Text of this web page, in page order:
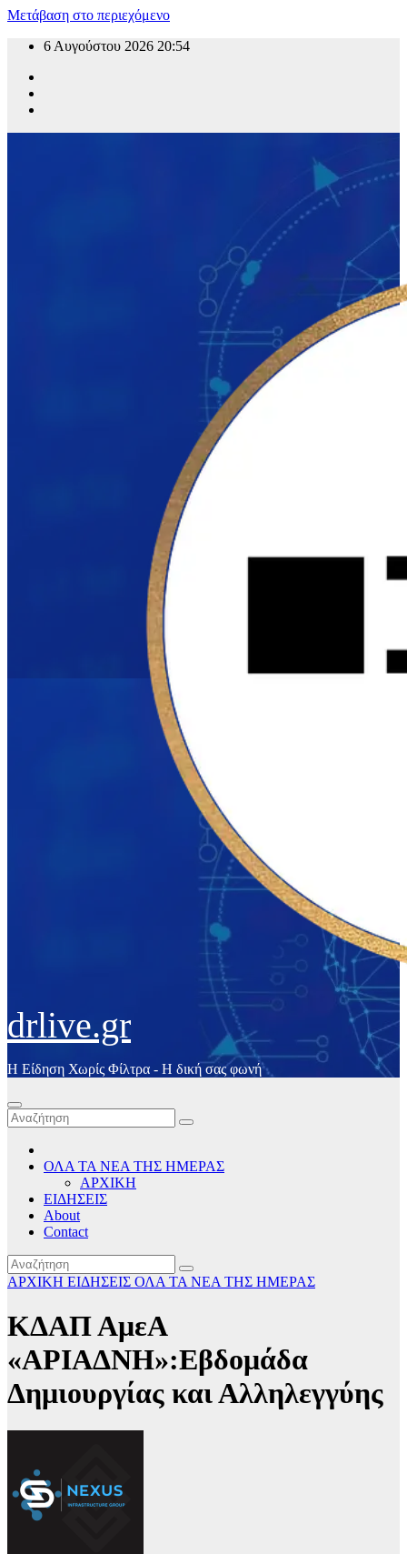
Μετάβαση στο περιεχόμενο
6 Αυγούστου 2026 20:54
drlive.gr
Η Είδηση Χωρίς Φίλτρα - H δική σας φωνή
ΟΛΑ ΤΑ ΝΕΑ ΤΗΣ ΗΜΕΡΑΣ
ΑΡΧΙΚΗ
ΕΙΔΗΣΕΙΣ
About
Contact
ΑΡΧΙΚΗ ΕΙΔΗΣΕΙΣ ΟΛΑ ΤΑ ΝΕΑ ΤΗΣ ΗΜΕΡΑΣ
ΚΔΑΠ ΑμεΑ
«ΑΡΙΑΔΝΗ»:Εβδομάδα
Δημιουργίας και Αλληλεγγύης